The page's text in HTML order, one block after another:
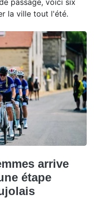
la ville tout l'été.
arrive
étape